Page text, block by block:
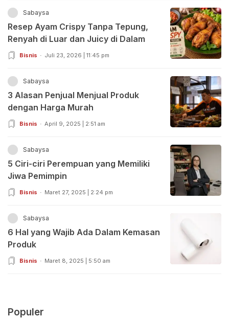
Sabaysa
Resep Ayam Crispy Tanpa Tepung,
Renyah di Luar dan Juicy di Dalam
Bisnis Juli 23, 2026 | 11:45 pm
Sabaysa
3 Alasan Penjual Menjual Produk
dengan Harga Murah
Bisnis April 9, 2025 | 2:51 am
Sabaysa
5 Ciri-ciri Perempuan yang Memiliki
Jiwa Pemimpin
Bisnis Maret 27, 2025 | 2:24 pm
Sabaysa
6 Hal yang Wajib Ada Dalam Kemasan
Produk
Bisnis Maret 8, 2025 | 5:50 am
Populer